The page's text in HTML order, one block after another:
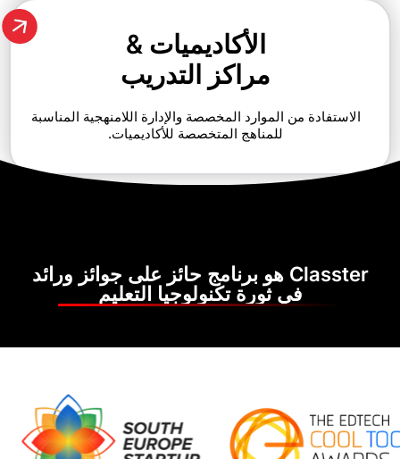
الأكاديميات &
مراكز التدريب
الموارد المخصصة والإدارة اللامنهجية المناسبة
للمناهج المتخصصة للأكاديميات.
Classter هو برنامج حائز على جوائز ورائد
في ثورة تكنولوجيا التعليم